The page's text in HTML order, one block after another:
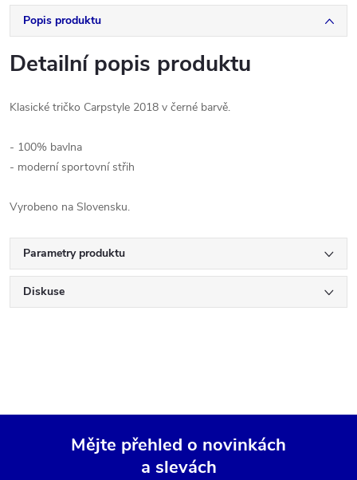
Popis produktu
Detailní popis produktu
Klasické tričko Carpstyle 2018 v černé barvě.
- 100% bavlna
- moderní sportovní střih
Vyrobeno na Slovensku.
Parametry produktu
Diskuse
Mějte přehled o novinkách
a slevách